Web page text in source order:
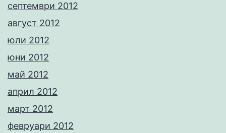
септември 2012
август 2012
юли 2012
юни 2012
май 2012
април 2012
март 2012
февруари 2012